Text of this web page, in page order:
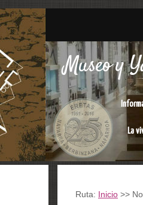
Museo y
La
Ruta: Inicio >>